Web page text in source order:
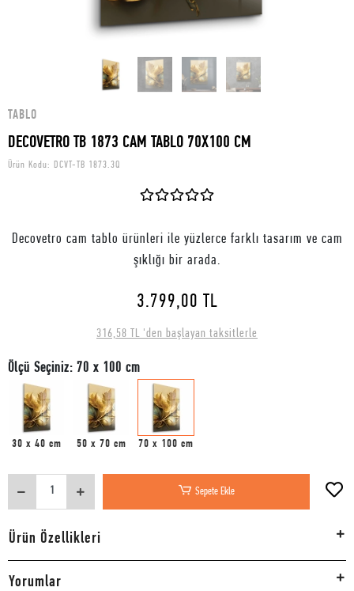
TABLO
DECOVETRO TB 1873 CAM TABLO 70X100 CM
Ürün Kodu: DCVT-TB 1873.3Q
Decovetro cam tablo ürünleri ile yüzlerce farklı tasarım ve cam
şıklığı bir arada.
3.799,00 TL
316,58 TL 'den başlayan taksitlerle
Ölçü Seçiniz: 70 x 100 cm
30 x 40 cm 50 x 70 cm 70 x 100 cm
Sepete Ekle
Ürün Özellikleri
Yorumlar